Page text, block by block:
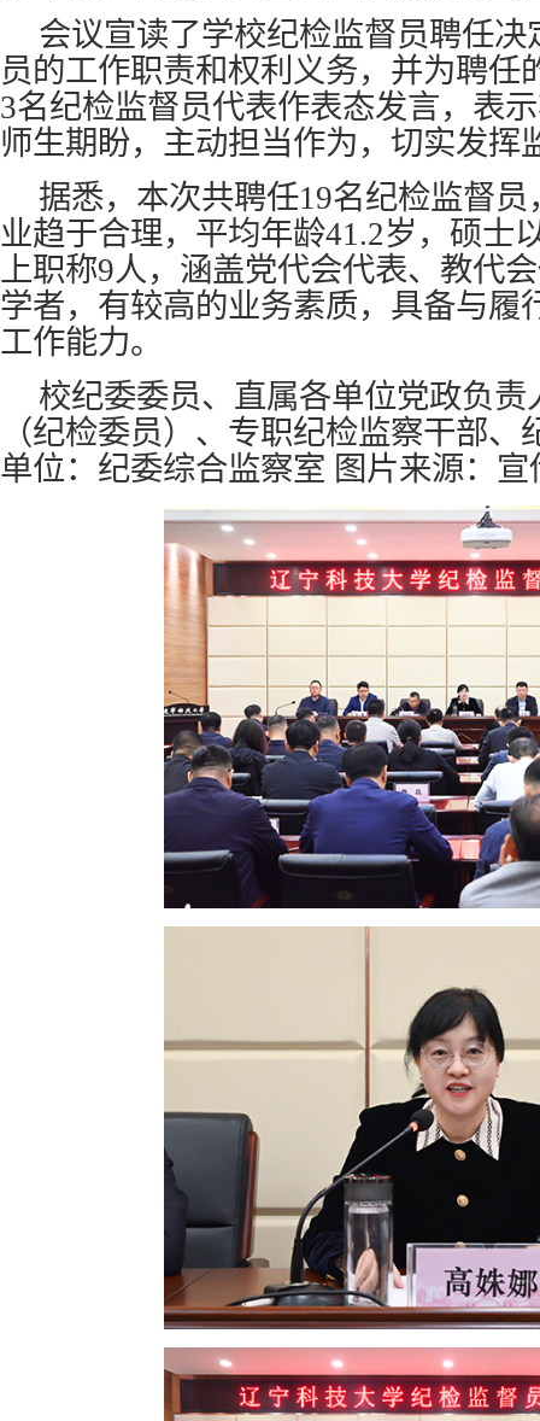
会议宣读了学校纪检监督员聘任
员的工作职责和权利义务，并为聘任
3名纪检监督员代表作表态发言，表
师生期盼，主动担当作为，切实发挥
据悉，本次共聘任19名纪检监督
业趋于合理，平均年龄41.2岁，硕士
上职称9人，涵盖党代会代表、教代
学者，有较高的业务素质，具备与履
工作能力。
校纪委委员、直属各单位党政负
（纪检委员）、专职纪检监察干部、
单位：纪委综合监察室 图片来源：